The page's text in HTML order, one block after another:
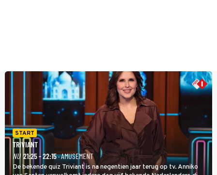
START
TRIVIANT
NU 21:25 - 22:15· AMUSEMENT
De bekende quiz Triviant is na negentien jaar terug op tv. Anniko